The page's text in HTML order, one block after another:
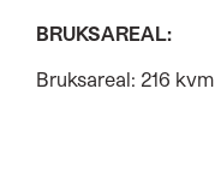
BRUKSAREAL:
Bruksareal: 216 kvm